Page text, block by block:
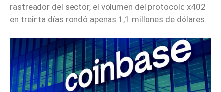
rastreador del sector, el volumen del protocolo x402
en treinta días rondó apenas 1,1 millones de dólares.